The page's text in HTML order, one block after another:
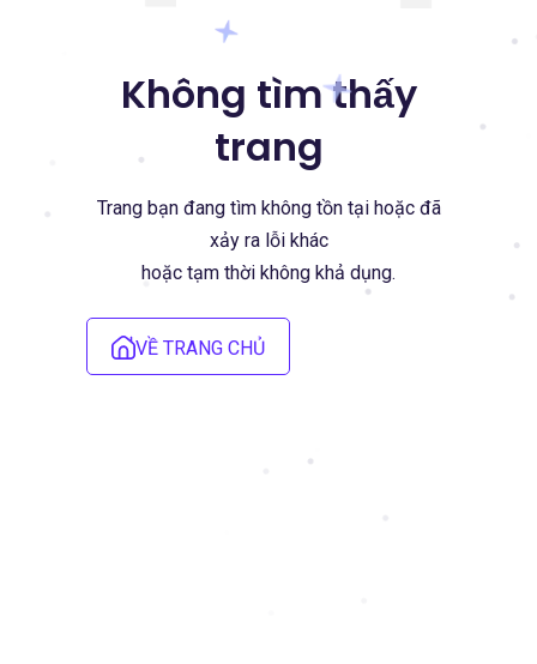
Không tìm thấy
trang
Trang bạn đang tìm không tồn tại hoặc đã
xảy ra lỗi khác
hoặc tạm thời không khả dụng.
VỀ TRANG CHỦ